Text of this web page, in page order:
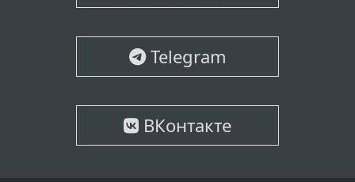
Telegram
ВКонтакте